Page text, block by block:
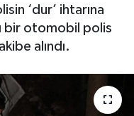
‘dur’ ihtarına
bir otomobil polis
alındı.